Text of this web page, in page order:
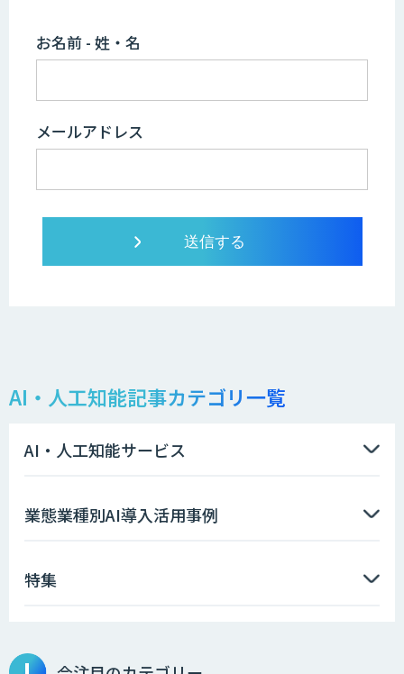
お名前 - 姓・名
メールアドレス
AI・人工知能記事カテゴリ一覧
AI・人工知能サービス
業態業種別AI導入活用事例
特集